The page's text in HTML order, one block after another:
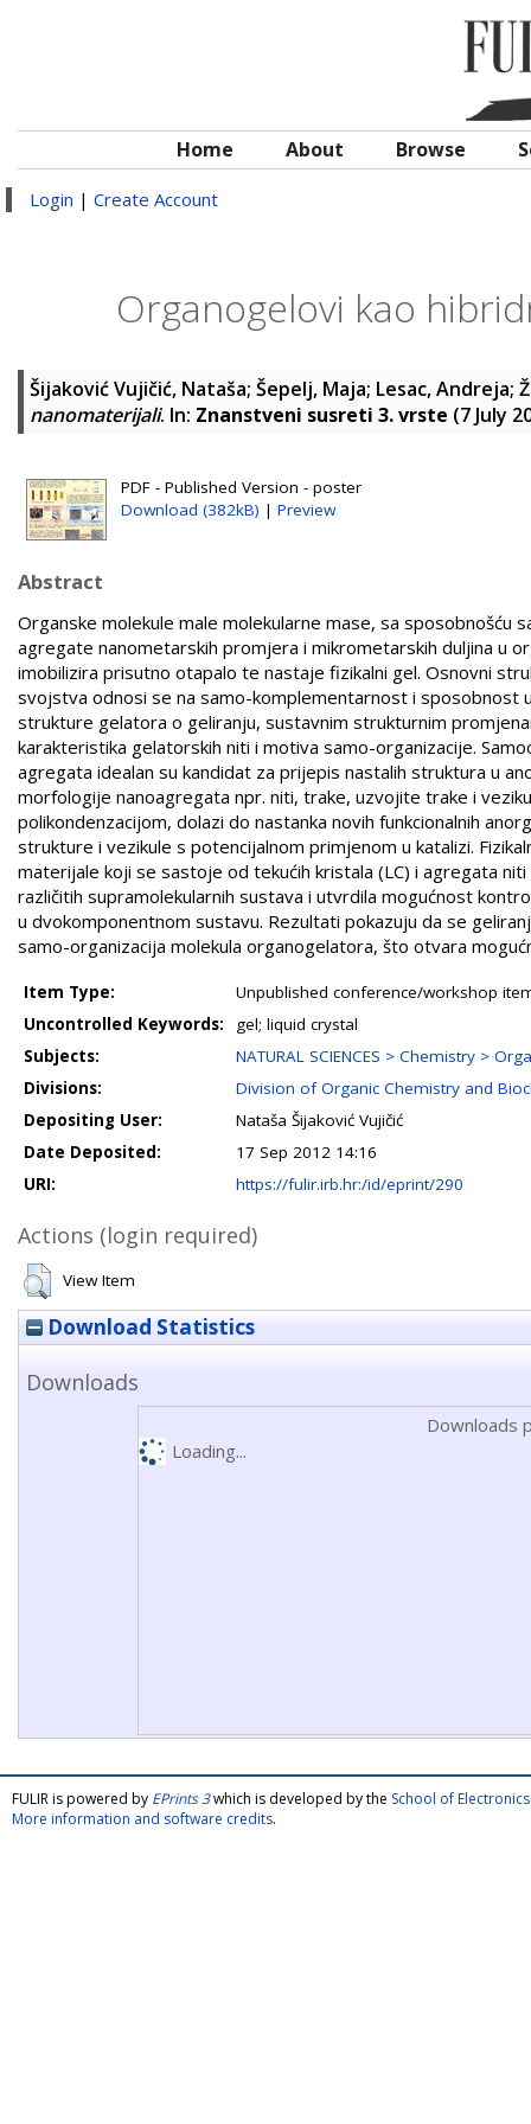
Home About Browse
Login | Create Account
Organogelovi kao
Šijaković Vujičić, Nataša; Šepelj, Maja; Lesac, Andreja;
nanomaterijali. In: Znanstveni susreti 3. vrste (7 July
PDF - Published Version - poster
Download (382kB) | Preview
Abstract
Organske molekule male molekularne mase, sa sposobnošću
agregate nanometarskih promjera i mikrometarskih duljina u
imobilizira prisutno otapalo te nastaje fizikalni gel. Osnovni
svojstva odnosi se na samo-komplementarnost i sposobnost
strukture gelatora o geliranju, sustavnim strukturnim
karakteristika gelatorskih niti i motiva samo-organizacije.
agregata idealan su kandidat za prijepis nastalih struktura u
morfologije nanoagregata npr. niti, trake, uzvojite trake i
polikondenzacijom, dolazi do nastanka novih funkcionalnih
strukture i vezikule s potencijalnom primjenom u katalizi.
materijale koji se sastoje od tekućih kristala (LC) i agregata
različitih supramolekularnih sustava i utvrdila mogućnost
u dvokomponentnom sustavu. Rezultati pokazuju da se
samo-organizacija molekula organogelatora, što otvara
Item Type:
Unpublished conference/workshop
Uncontrolled Keywords:
gel; liquid crystal
Subjects:
NATURAL SCIENCES > Chemistry >
Divisions:
Division of Organic Chemistry and
Depositing User:
Nataša Šijaković Vujičić
Date Deposited:
17 Sep 2012 14:16
URI:
https://fulir.irb.hr:/id/eprint/290
Actions (login required)
View Item
Download Statistics
Downloads
Downloads
Loading...
FULIR is powered by EPrints 3which is developed by the School of
More information and software credits.